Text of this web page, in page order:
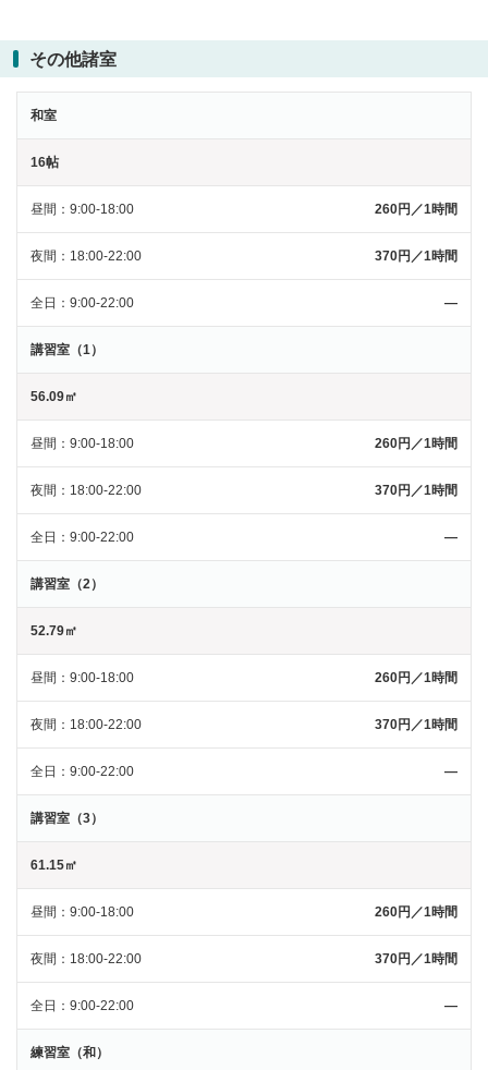
その他諸室
和室
16帖
昼間 9:00-18:00 260円／1時間
夜間 18:00-22:00 370円／1時間
全日 9:00-22:00 ―
講習室（1）
56.09㎡
昼間 9:00-18:00 260円／1時間
夜間 18:00-22:00 370円／1時間
全日 9:00-22:00 ―
講習室（2）
52.79㎡
昼間 9:00-18:00 260円／1時間
夜間 18:00-22:00 370円／1時間
全日 9:00-22:00 ―
講習室（3）
61.15㎡
昼間 9:00-18:00 260円／1時間
夜間 18:00-22:00 370円／1時間
全日 9:00-22:00 ―
練習室（和）